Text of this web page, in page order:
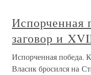
Испорченная
заговор и
Испорченная победа.
Власик бросился на